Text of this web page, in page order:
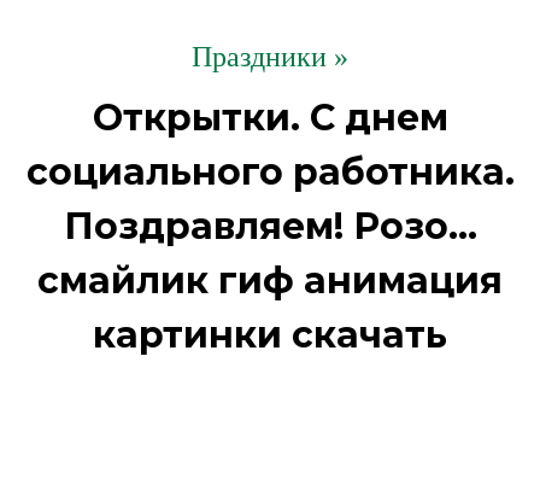
Праздники »
Открытки. С днем
социального работника.
Поздравляем! Розо...
смайлик гиф анимация
картинки скачать